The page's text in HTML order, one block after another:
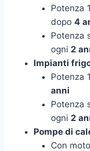
Potenza
dopo 4
Potenza
ogni 2
Impianti
Potenza
anni
Potenza
ogni 2
Pompe di
Con